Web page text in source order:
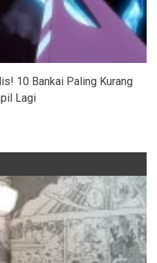
10 Bankai Paling Kurang
Lagi